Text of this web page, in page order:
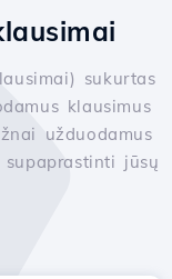
sukurtas
klausimus
užduodamus
jūsų